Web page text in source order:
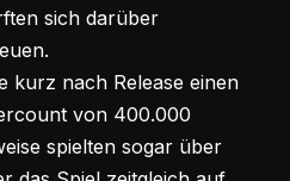
sich darüber
kurz nach Release einen
von 400.000
spielten sogar über